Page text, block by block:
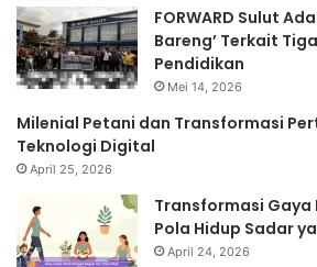
FORWARD Sulut
Bareng’ Terkait
Pendidikan
Mei 14, 2026
Milenial Petani dan Transformasi
Teknologi Digital
April 25, 2026
Transformasi Gaya
Pola Hidup Sadar
April 24, 2026